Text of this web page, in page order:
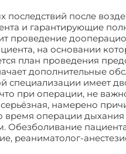
после
и гарантирующие
проведение
на основании
план проведения
дополнительные
имеет
при операции, не
намерено
время операции
Обезболивание
реаниматолог-